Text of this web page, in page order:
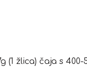
(1 žlica) čaja s